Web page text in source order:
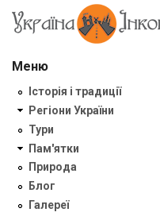
Меню
Історія і традиції
Регіони України
Тури
Пам'ятки
Природа
Блог
Галереї